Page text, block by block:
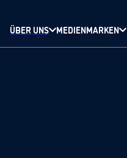
ÜBER UNS MEDIENMARKEN